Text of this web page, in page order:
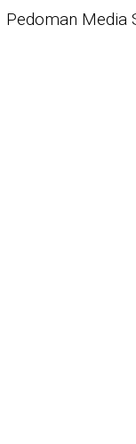
Pedoman Media